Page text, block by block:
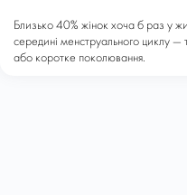
Близько 40% жінок хоча б раз у
середині менструального циклу —
або коротке поколювання.